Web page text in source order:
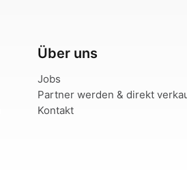
Über uns
Jobs
Partner werden & direkt
Kontakt